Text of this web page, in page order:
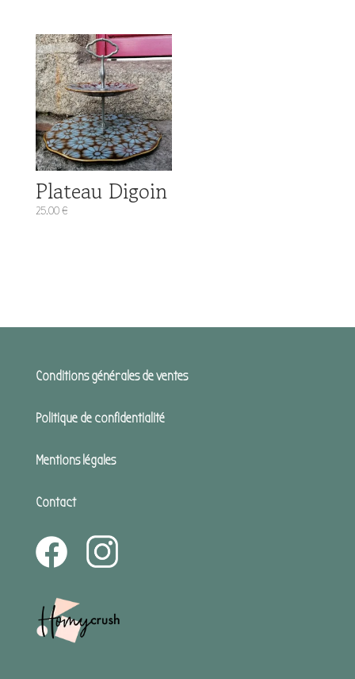
Plateau Digoin
25.00€
Conditions générales de ventes
Politique de confidentialité
Mentions légales
Contact